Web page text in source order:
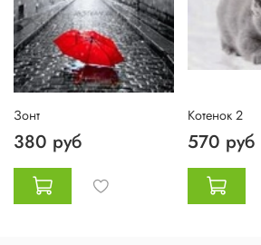
Зонт
380 руб
Котенок 2
570 руб